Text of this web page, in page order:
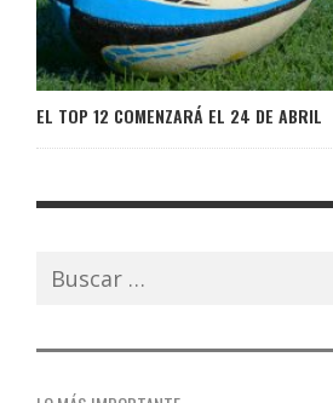
EL TOP 12 COMENZARÁ EL 24 DE ABRIL
Buscar: